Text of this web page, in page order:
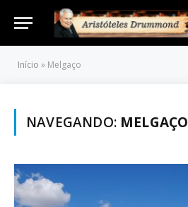
Início » Melgaço
NAVEGANDO: MELGAÇO